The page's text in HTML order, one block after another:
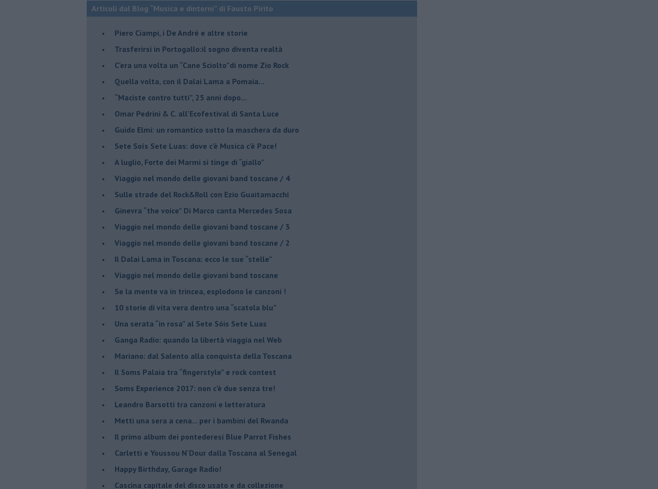
Articoli dal Blog “Musica e dintorni” di Fausto Pirìto
​Piero Ciampi, i De André e altre storie
​Trasferirsi in Portogallo:il sogno diventa realtà
​C'era una volta un “Cane Sciolto”di nome Zio Rock
Quella volta, con il Dalai Lama a Pomaia...
​“Maciste contro tutti”, 25 anni dopo...
​Omar Pedrini & C. all'Ecofestival di Santa Luce
Guido Elmi: un romantico sotto la maschera da duro
Sete Soís Sete Luas: dove c'è Musica c'è Pace!
​A luglio, Forte dei Marmi si tinge di “giallo”
Viaggio nel mondo delle giovani band toscane / 4
Sulle strade del Rock&Roll con Ezio Guaitamacchi
​Ginevra “the voice” Di Marco canta Mercedes Sosa
Viaggio nel mondo delle giovani band toscane / 3
​Viaggio nel mondo delle giovani band toscane / 2
Il Dalai Lama in Toscana: ecco le sue “stelle”
Viaggio nel mondo delle giovani band toscane
Se la mente va in trincea, esplodono le canzoni !
​10 storie di vita vera dentro una “scatola blu”
​Una serata “in rosa” al Sete Sóis Sete Luas
Ganga Radio: quando la libertà viaggia nel Web
Mariano: dal Salento alla conquista della Toscana
​Il Soms Palaia tra “fingerstyle” e rock contest
Soms Experience 2017: non c'è due senza tre!
​Leandro Barsotti tra canzoni e letteratura
​Metti una sera a cena... per i bambini del Rwanda
​Il primo album dei pontederesi Blue Parrot Fishes
Carletti e Youssou N'Dour dalla Toscana al Senegal
Happy Birthday, Garage Radio!
​Cascina capitale del disco usato e da collezione